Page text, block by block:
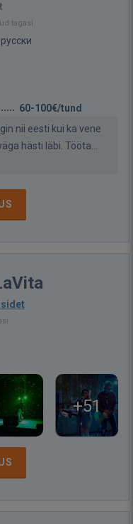
tagasi
60-100€/tund
nii eesti kui ka vene
hästi läbi. Tööta...
+51